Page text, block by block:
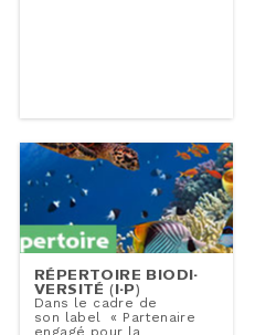
RÉ­PER­TOIRE BIO­DI­
VER­SI­TÉ (I-P)
Dans le cadre de
son label « Par­te­naire